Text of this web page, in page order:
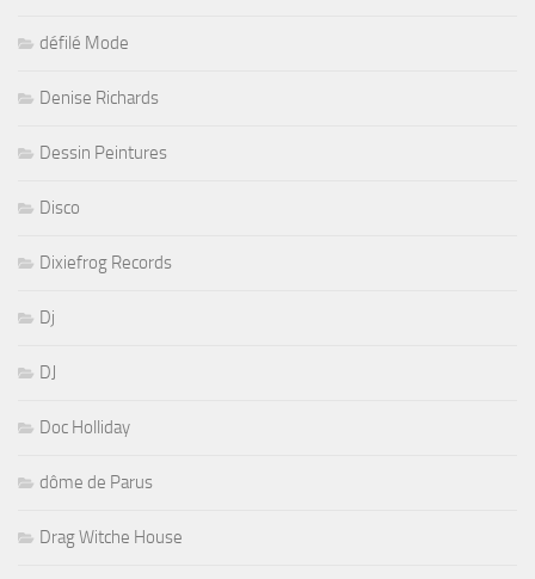
défilé Mode
Denise Richards
Dessin Peintures
Disco
Dixiefrog Records
Dj
DJ
Doc Holliday
dôme de Parus
Drag Witche House